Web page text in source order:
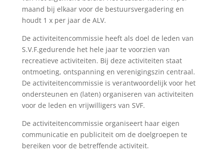
maand bij elkaar voor de bestuursvergadering en
houdt 1 x per jaar de ALV.
De activiteitencommissie heeft als doel de leden van
S.V.F.gedurende het hele jaar te voorzien van
recreatieve activiteiten. Bij deze activiteiten staat
ontmoeting, ontspanning en verenigingszin centraal.
De activiteitencommissie is verantwoordelijk voor het
ondersteunen en (laten) organiseren van activiteiten
voor de leden en vrijwilligers van SVF.
De activiteitencommissie organiseert haar eigen
communicatie en publiciteit om de doelgroepen te
bereiken voor de betreffende activiteit.